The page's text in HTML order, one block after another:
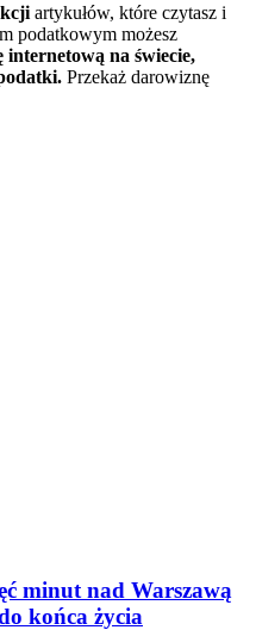
artykułów, które czytasz i
podatkowym możesz
na świecie,
Przekaż darowiznę
minut nad Warszawą
końca życia